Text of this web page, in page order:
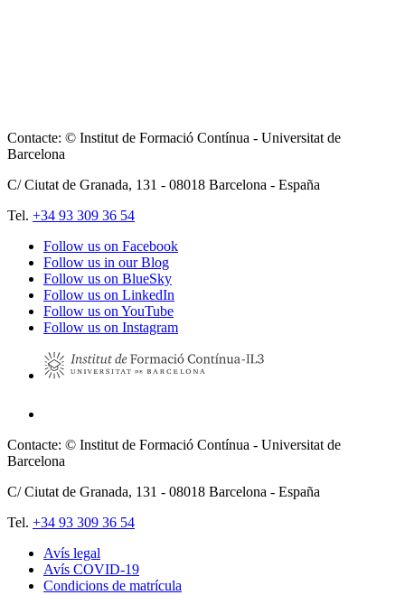
Contacte: © Institut de Formació Contínua - Universitat de
Barcelona
C/ Ciutat de Granada, 131 - 08018 Barcelona - España
Tel. +34 93 309 36 54
Follow us on Facebook
Follow us in our Blog
Follow us on BlueSky
Follow us on LinkedIn
Follow us on YouTube
Follow us on Instagram
Contacte: © Institut de Formació Contínua - Universitat de
Barcelona
C/ Ciutat de Granada, 131 - 08018 Barcelona - España
Tel. +34 93 309 36 54
Pie
Avís legal
Avís COVID-19
Condicions de matrícula